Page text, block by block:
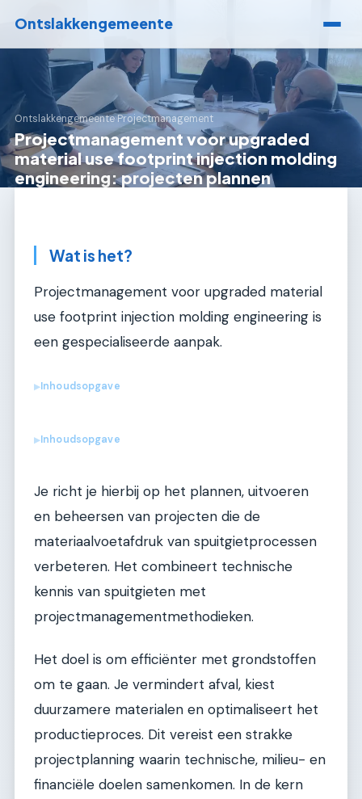
Ontslakkengemeente
Ontslakkengemeente›Projectmanagement
Projectmanagement voor upgraded
material use footprint injection molding
engineering: projecten plannen
Wat is het?
Projectmanagement voor upgraded material
use footprint injection molding engineering is
een gespecialiseerde aanpak.
▶Inhoudsopgave
▶Inhoudsopgave
Je richt je hierbij op het plannen, uitvoeren
en beheersen van projecten die de
materiaalvoetafdruk van spuitgietprocessen
verbeteren. Het combineert technische
kennis van spuitgieten met
projectmanagementmethodieken.
Het doel is om efficiënter met grondstoffen
om te gaan. Je vermindert afval, kiest
duurzamere materialen en optimaliseert het
productieproces. Dit vereist een strakke
projectplanning waarin technische, milieu- en
financiële doelen samenkomen. In de kern